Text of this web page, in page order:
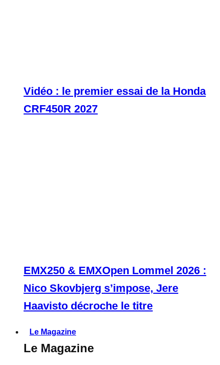
Vidéo : le premier essai de la Honda
CRF450R 2027
EMX250 & EMXOpen Lommel 2026 :
Nico Skovbjerg s’impose, Jere
Haavisto décroche le titre
Le Magazine
Le Magazine